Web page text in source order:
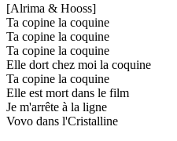
[Alrima & Hooss]
Ta copine la coquine
Ta copine la coquine
Ta copine la coquine
Elle dort chez moi la coquine
Ta copine la coquine
Elle est mort dans le film
Je m'arrête à la ligne
Vovo dans l'Cristalline